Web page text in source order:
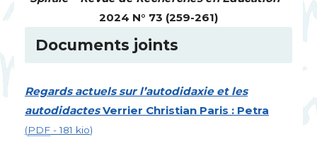
2024 N° 73 (259-261)
Documents joints
Regards actuels sur l’autodidaxie et les
autodidactesVerrier Christian Paris : Petra
(PDF -181 kio)